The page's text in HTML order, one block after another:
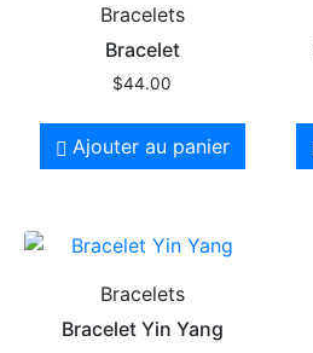
Bracelets
Bracelet
$44.00
Ajouter au panier
Bracelets
Bracelet Yin Yang